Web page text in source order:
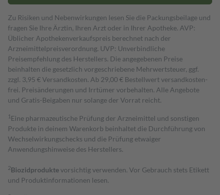
Zu Risiken und Nebenwirkungen lesen Sie die Packungsbeilage und
fragen Sie Ihre Ärztin, Ihren Arzt oder in Ihrer Apotheke. AVP:
Üblicher Apothekenverkaufspreis berechnet nach der
Arzneimittelpreisverordnung. UVP: Unverbindliche
Preisempfehlung des Herstellers. Die angegebenen Preise
beinhalten die gesetzlich vorgeschriebene Mehrwertsteuer, ggf.
zzgl. 3,95 € Versandkosten. Ab 29,00 € Bestell­wert versand­kosten­
frei. Preisänderungen und Irrtümer vorbehalten. Alle Angebote
und Gratis-Beigaben nur solange der Vorrat reicht.
1 Eine pharmazeutische Prüfung der Arzneimittel und sonstigen
Produkte in deinem Warenkorb beinhaltet die Durchführung von
Wechselwirkungschecks und die Prüfung etwaiger
Anwendungshinweise des Herstellers.
2Biozidproduktevorsichtig verwenden. Vor Gebrauch stets Etikett
und Produktinformationen lesen.